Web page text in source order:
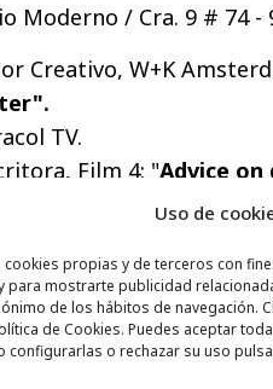
Uso de
cookies propias y de terceros con
para mostrarte publicidad
de los hábitos de navegación.
de Cookies. Puedes aceptar
configurarlas o rechazar su uso
Moderno / Cra. 9 # 74 -
Creativo, W+K
TV.
Film 4: "Advice on
& Fundador
Creative, Madre: "